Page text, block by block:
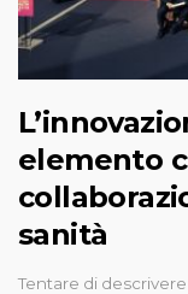
elemento
sanità
Tentare di